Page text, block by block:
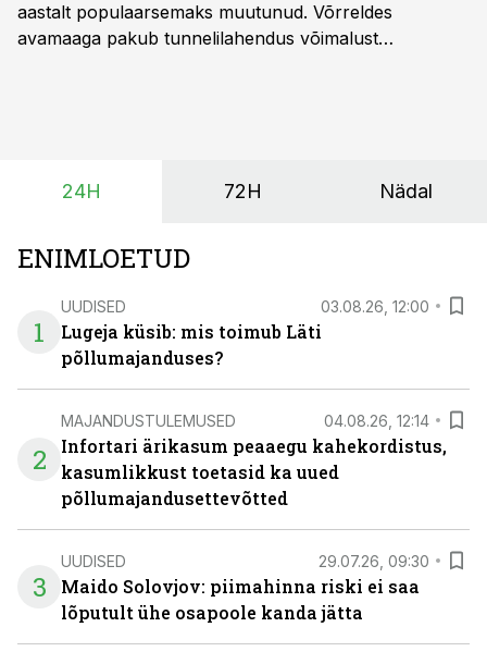
aastalt populaarsemaks muutunud. Võrreldes
avamaaga pakub tunnelilahendus võimalust
24H 72H Nädal
ENIMLOETUD
1
UUDISED 03.08.26, 12:00
Lugeja küsib: mis toimub Läti
põllumajanduses?
2
MAJANDUSTULEMUSED 04.08.26, 12:14
Infortari ärikasum peaaegu kahekordistus,
kasumlikkust toetasid ka uued
põllumajandusettevõtted
3
UUDISED 29.07.26, 09:30
Maido Solovjov: piimahinna riski ei saa
lõputult ühe osapoole kanda jätta